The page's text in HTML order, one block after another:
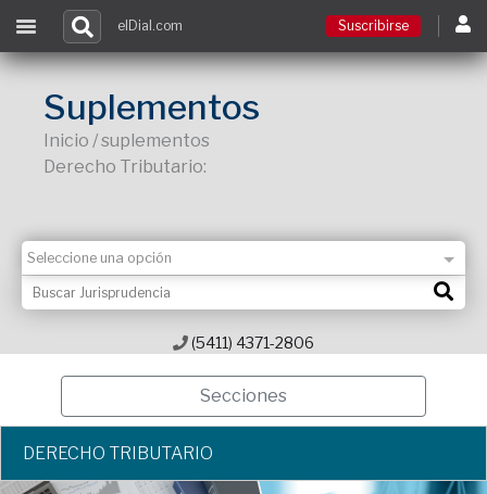
elDial.com Suscribirse
Suplementos
Inicio / suplementos
Derecho Tributario:
(5411) 4371-2806
Secciones
DERECHO TRIBUTARIO